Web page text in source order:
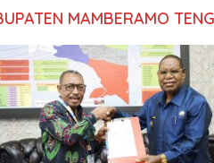
MAMBERAMO